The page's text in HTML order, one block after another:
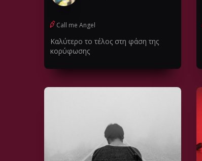
Call me Angel
Καλύτερο το τέλος στη φάση της
κορύφωσης